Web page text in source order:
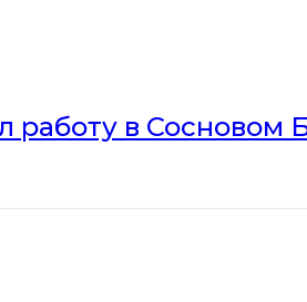
работу в Сосновом